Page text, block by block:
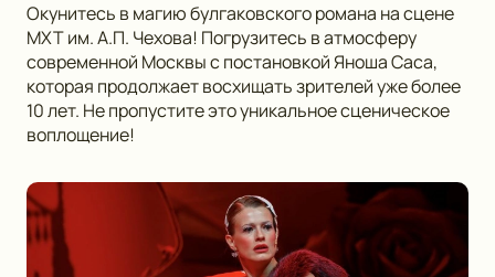
Окунитесь в магию булгаковского романа на сцене
МХТ им. А.П. Чехова! Погрузитесь в атмосферу
современной Москвы с постановкой Яноша Саса,
которая продолжает восхищать зрителей уже более
10 лет. Не пропустите это уникальное сценическое
воплощение!